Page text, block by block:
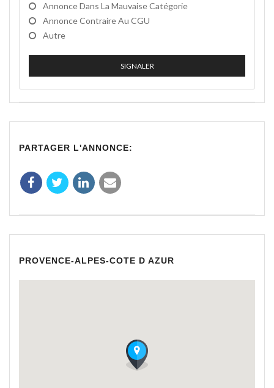
Annonce Dans La Mauvaise Catégorie
Annonce Contraire Au CGU
Autre
SIGNALER
PARTAGER L'ANNONCE:
PROVENCE-ALPES-COTE D AZUR